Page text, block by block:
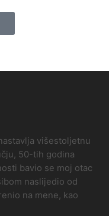
višestoljetnu
50-tih godina
bavio se moj otac
naslijedio od
na mene, kao